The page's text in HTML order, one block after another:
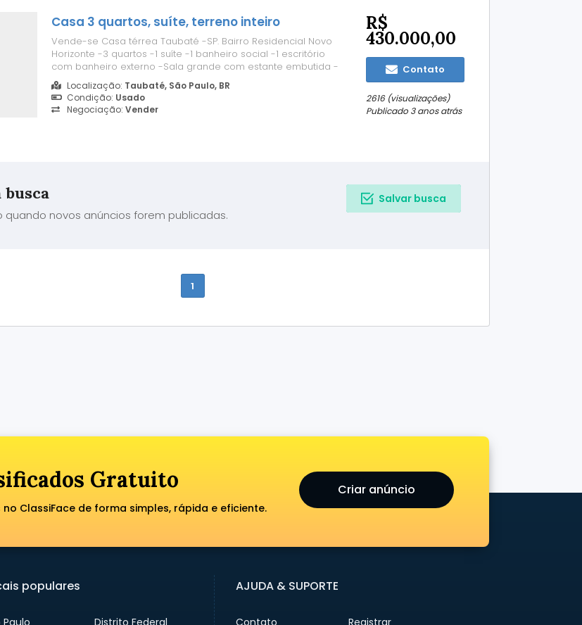
Casa 3 quartos, suíte, terreno inteiro
Vende-se Casa térrea Taubaté -SP. Bairro Residencial Novo
Horizonte -3 quartos -1 suíte -1 banheiro social -1 escritório
com banheiro externo -Sala grande com estante embutida -
Cozinha grande -Grande área externa coberta com fogão
lenha -Quintal com calçamento -Dois cômodos nos fundos,
oficina e área de serviço, 3x2m c...
Localização: Taubaté, São Paulo, BR
Condição: Usado
Negociação: Vender
R$
430.000,00
Contato
2616 (visualizações)
Publicado 3 anos atrás
busca
quando novos anúncios forem publicadas.
Salvar busca
1
Gratuito
ClassiFace de forma simples, rápida e eficiente.
Criar anúncio
populares
Paulo
Distrito Federal
AJUDA & SUPORTE
Contato
Registrar